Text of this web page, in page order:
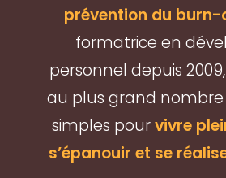
prévention du burn-
formatrice en
personnel depuis
au plus grand
simples pourvivre
s’épanouir et se